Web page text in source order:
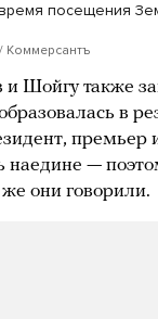
посещения
Коммерсантъ
Шойгу также
в
премьер
наедине —
они говорили.